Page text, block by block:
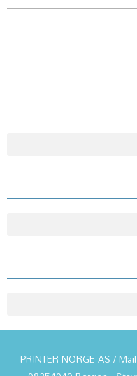
PRINTER NORGE AS /